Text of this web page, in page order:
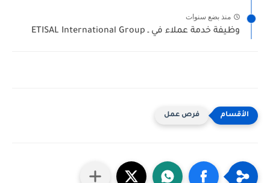
منذ بضع سنوات
وظيفة خدمة عملاء في ـ ETISAL International Group
فرص عمل